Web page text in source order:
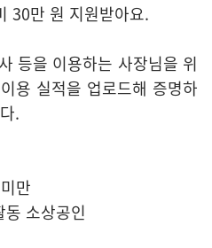
30만 원 지원받아요.
등을 이용하는 사장님을 위
용 실적을 업로드해 증명하
.
만
동 소상공인